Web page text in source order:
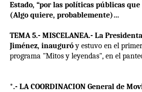
Estado, “por las políticas públicas
(Algo quiere, probablemente)…
TEMA 5.- MISCELANEA.- La
Jiménez, inauguróy estuvo en el
programa "Mitos y leyendas", en el
*.- LA COORDINACION General de